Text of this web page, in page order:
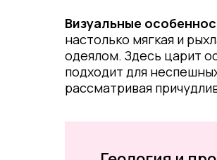
Визуальные
настолько мягкая и
одеялом. Здесь царит
подходит для
рассматривая